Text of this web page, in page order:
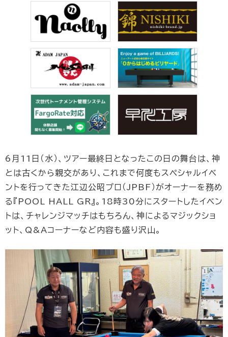
6月11日（水）、ツアー最終日となったこの日の舞台は、神
とは古くから親交があり、これまで何度もスペシャルイベ
ントを行ってきた江辺公昭プロ（JPBF）がオーナーを務め
る『POOL HALL GR』。18時30分にスタートしたイベン
トは、チャレンジマッチはもちろん、神によるマジックショ
ット、Q&Aコーナーなど内容も盛り沢山。